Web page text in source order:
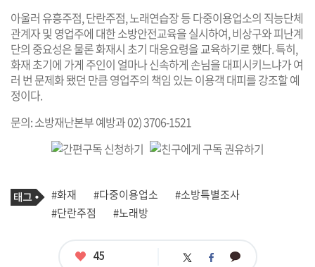
아울러 유흥주점, 단란주점, 노래연습장 등 다중이용업소의 직능단체
관계자 및 영업주에 대한 소방안전교육을 실시하여, 비상구와 피난계
단의 중요성은 물론 화재시 초기 대응요령을 교육하기로 했다. 특히,
화재 초기에 가게 주인이 얼마나 신속하게 손님을 대피시키느냐가 여
러 번 문제화 됐던 만큼 영업주의 책임 있는 이용객 대피를 강조할 예
정이다.
문의: 소방재난본부 예방과 02) 3706-1521
기
사
관
련
태
그
#화재 #다중이용업소
#소방특별조사
#단란주점
#노래방
좋
45 트 페 카